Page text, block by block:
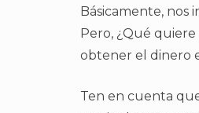
Básicamente, nos
Pero, ¿Qué
obtener el dinero
Ten en cuenta